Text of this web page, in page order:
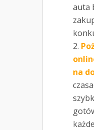
auta
na